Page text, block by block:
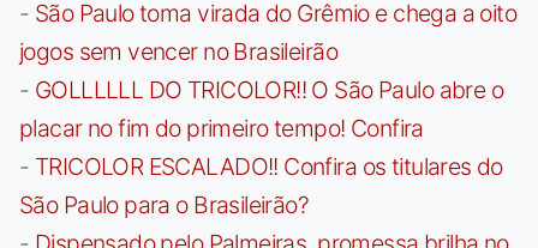
- São Paulo toma virada do Grêmio e chega a oito
jogos sem vencer no Brasileirão
- GOLLLLLL DO TRICOLOR!! O São Paulo abre o
placar no fim do primeiro tempo! Confira
- TRICOLOR ESCALADO!! Confira os titulares do
São Paulo para o Brasileirão?